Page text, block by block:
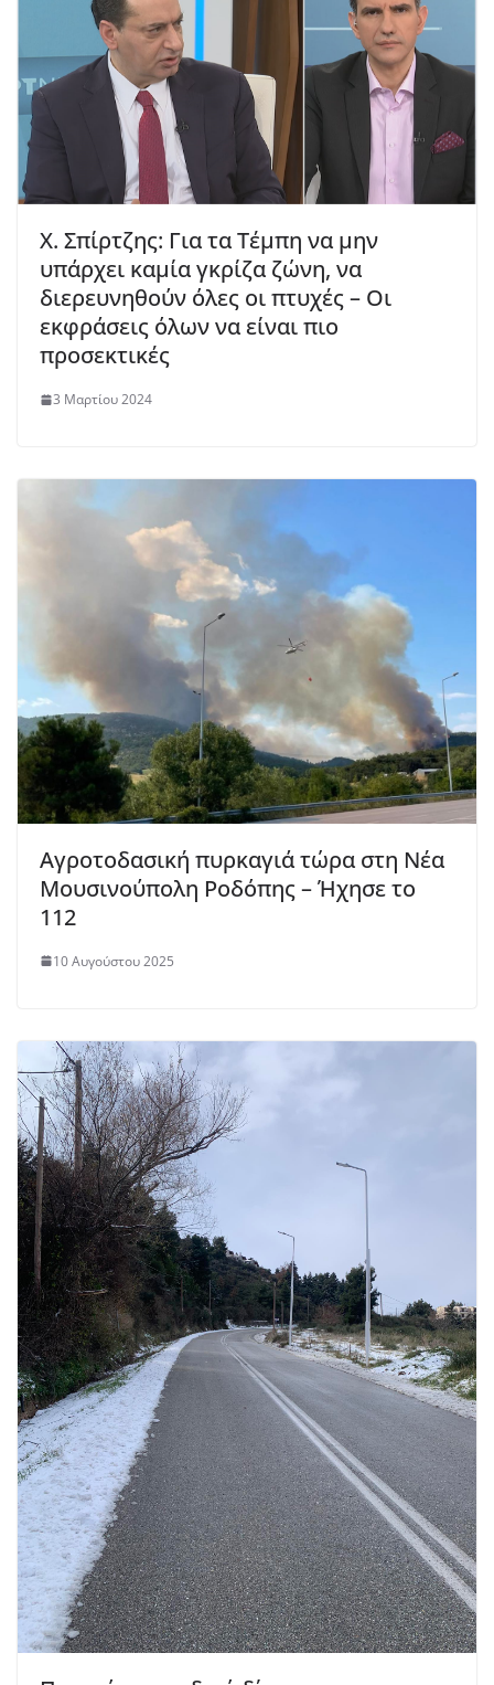
Χ. Σπίρτζης: Για τα Τέμπη να μην
υπάρχει καμία γκρίζα ζώνη, να
διερευνηθούν όλες οι πτυχές – Οι
εκφράσεις όλων να είναι πιο
προσεκτικές
3 Μαρτίου 2024
Αγροτοδασική πυρκαγιά τώρα στη Νέα
Μουσινούπολη Ροδόπης – Ήχησε το
112
10 Αυγούστου 2025